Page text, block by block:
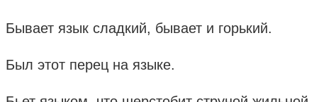
Бывает язык сладкий, бывает и горький.
Был этот перец на языке.